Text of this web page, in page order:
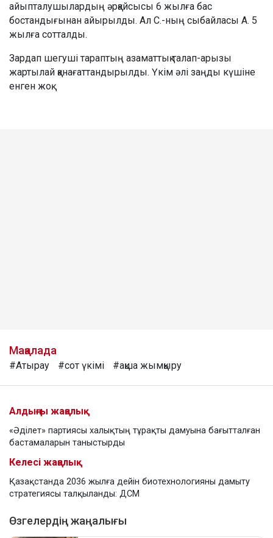
айыпталушылардың әрқайсысы 6 жылға бас
бостандығынан айырылды. Ал С.-ның сыбайласы А. 5
жылға сотталды.
Зардап шегуші тараптың азаматтық талап-арызы
жартылай қанағаттандырылды. Үкім әлі заңды күшіне
енген жоқ.
Мақалада
#Атырау #сот үкімі #ақша жымқыру
Алдыңғы жаңалық
«Әділет» партиясы халықтың тұрақты дамуына бағытталған
бастамаларын таныстырды
Келесі жаңалық
Қазақстанда 2036 жылға дейін биотехнологияны дамыту
стратегиясы талқыланды: ДСМ